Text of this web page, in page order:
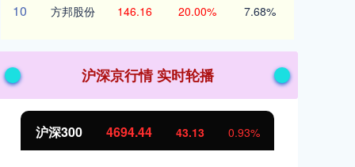
10 方邦股份 146.16 20.00% 7.68%
沪深京行情 实时轮播
北证50 1134.24 11.37 1.01%